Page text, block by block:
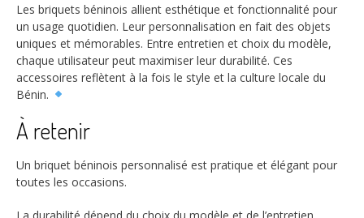
Les briquets béninois allient esthétique et fonctionnalité pour
un usage quotidien. Leur personnalisation en fait des objets
uniques et mémorables. Entre entretien et choix du modèle,
chaque utilisateur peut maximiser leur durabilité. Ces
accessoires reflètent à la fois le style et la culture locale du
Bénin.
À retenir
Un briquet béninois personnalisé est pratique et élégant pour
toutes les occasions.